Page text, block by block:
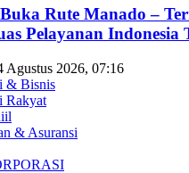
Rute Manado –
Pelayanan Indonesia
Agustus 2026, 07:16
& Bisnis
Rakyat
& Asuransi